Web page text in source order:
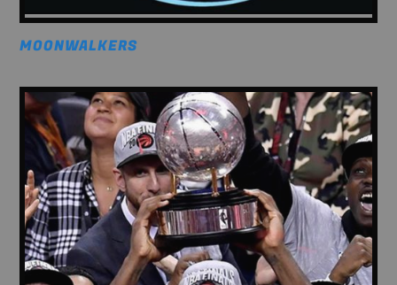
MOONWALKERS